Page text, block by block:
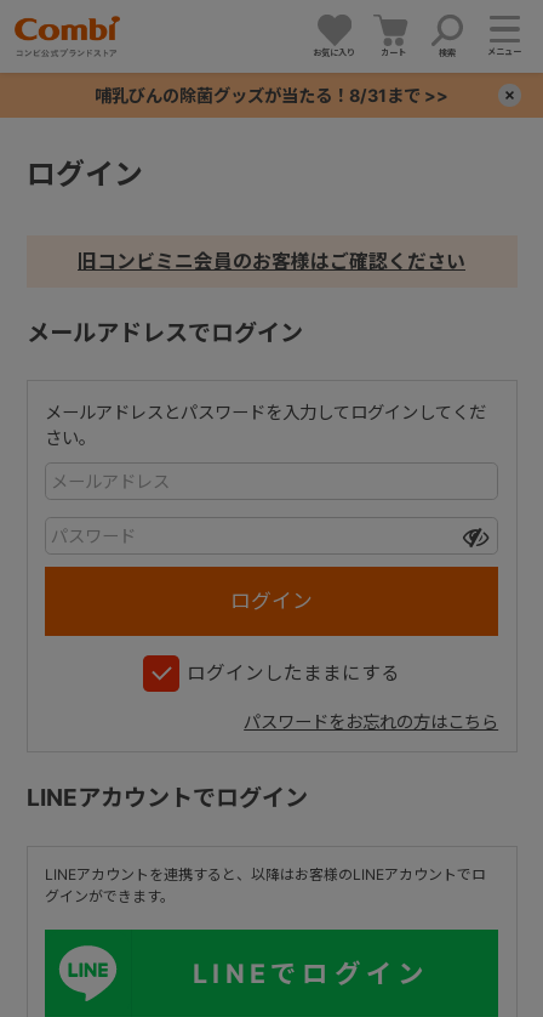
お気に入り カート 検索 メニュー
哺乳びんの除菌グッズが当たる！8/31まで >>
ログイン
旧コンビミニ会員のお客様はご確認ください
メールアドレスでログイン
メールアドレスとパスワードを入力してログインしてくだ
さい。
ログインしたままにする
パスワードをお忘れの方はこちら
LINEアカウントでログイン
LINEアカウントを連携すると、以降はお客様のLINEアカウントでロ
グインができます。
LINEでログイン